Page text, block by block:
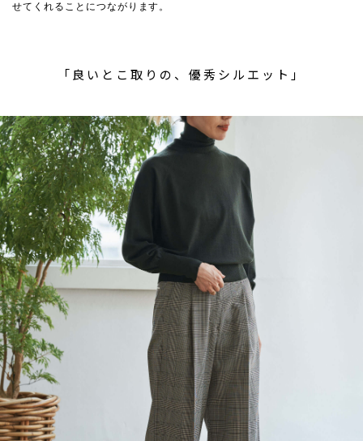
せてくれることにつながります。
「良いとこ取りの、優秀シルエット」